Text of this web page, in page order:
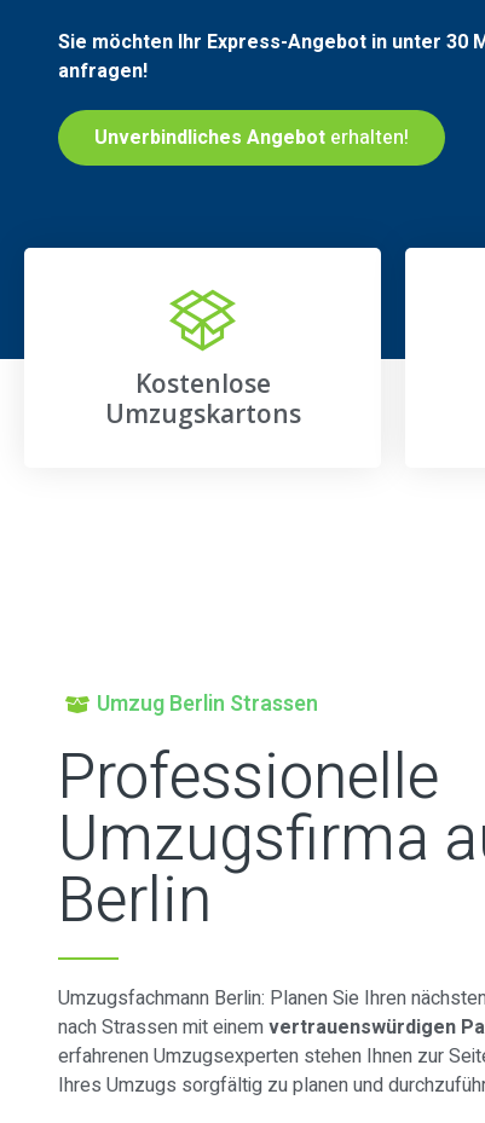
Sie möchten Ihr Express-Angebot in unter 30
anfragen!
Unverbindliches Angebot erhalten!
Kostenlose
Umzugskartons
Umzug Berlin Strassen
Professionelle
Umzugsfirma
Berlin
Umzugsfachmann Berlin: Planen Sie Ihren
nach Strassen mit einemvertrauenswürdigen
erfahrenen Umzugsexperten stehen Ihnen zur
Ihres Umzugs sorgfältig zu planen und